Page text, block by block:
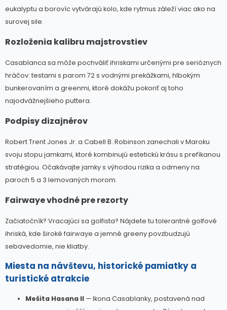
eukalyptu a borovíc vytvárajú kolo, kde rytmus záleží viac ako na
surovej sile.
Rozloženia kalibru majstrovstiev
Casablanca sa môže pochváliť ihriskami určenými pre serióznych
hráčov: testami s parom 72 s vodnými prekážkami, hlbokým
bunkerovaním a greenmi, ktoré dokážu pokoriť aj toho
najodvážnejšieho puttera.
Podpisy dizajnérov
Robert Trent Jones Jr. a Cabell B. Robinson zanechali v Maroku
svoju stopu jamkami, ktoré kombinujú estetickú krásu s prefíkanou
stratégiou. Očakávajte jamky s výhodou rizika a odmeny na
paroch 5 a 3 lemovaných morom.
Fairwaye vhodné pre rezorty
Začiatočník? Vracajúci sa golfista? Nájdete tu tolerantné golfové
ihriská, kde široké fairwaye a jemné greeny povzbudzujú
sebavedomie, nie kliatby.
Miesta na návštevu, historické pamiatky a
turistické atrakcie
Mešita Hasana II — Ikona Casablanky, postavená nad